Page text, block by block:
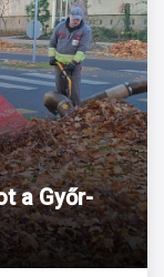
a Győr-